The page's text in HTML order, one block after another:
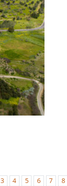
3 4 5 6 7 8